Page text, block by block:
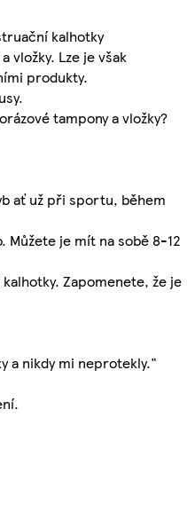
kalhotky
vložky. Lze je však
produkty.
tampony a vložky?
ať už při sportu, během
je mít na sobě 8-12
Zapomenete, že je
a nikdy mi neprotekly."